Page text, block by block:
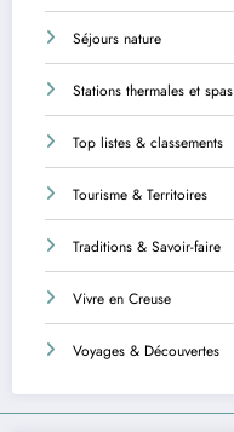
Séjours nature
Stations thermales et spas
Top listes & classements
Tourisme & Territoires
Traditions & Savoir-faire
Vivre en Creuse
Voyages & Découvertes